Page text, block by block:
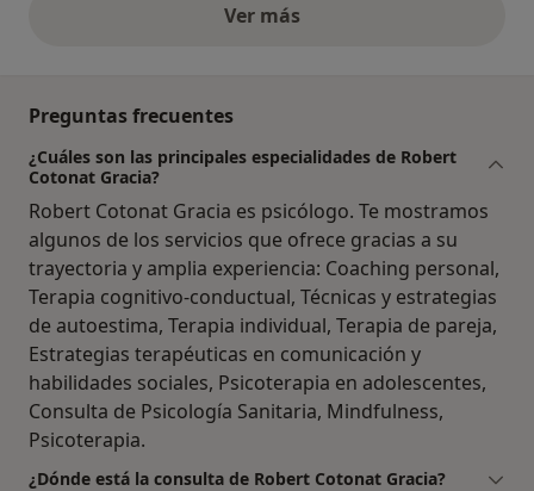
Ver másopiniones anteriores
Preguntas frecuentes
¿Cuáles son las principales especialidades de Robert
Cotonat Gracia?
Robert Cotonat Gracia es psicólogo. Te mostramos
algunos de los servicios que ofrece gracias a su
trayectoria y amplia experiencia: Coaching personal,
Terapia cognitivo-conductual, Técnicas y estrategias
de autoestima, Terapia individual, Terapia de pareja,
Estrategias terapéuticas en comunicación y
habilidades sociales, Psicoterapia en adolescentes,
Consulta de Psicología Sanitaria, Mindfulness,
Psicoterapia.
¿Dónde está la consulta de Robert Cotonat Gracia?